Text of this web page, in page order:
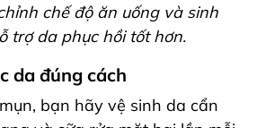
chế độ ăn uống và sinh
trợ da phục hồi tốt hơn.
da đúng cách
bạn hãy vệ sinh da cẩn